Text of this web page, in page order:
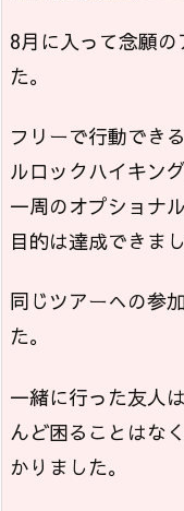
8月に入って念願
た。
フリーで行動でき
ルロックハイキン
一周のオプショナ
目的は達成できまし
同じツアーへの参
た。
一緒に行った友人
んど困ることはな
かりました。